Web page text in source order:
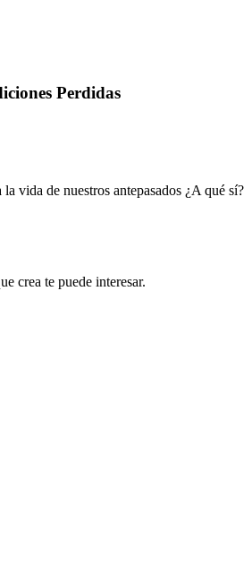
Perdidas
vida de nuestros antepasados ¿A qué sí?
crea te puede interesar.